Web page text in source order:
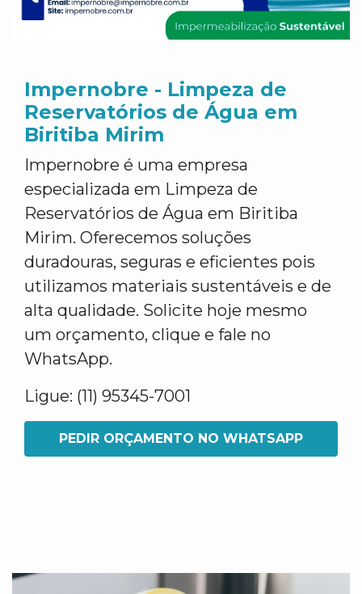
Impernobre - Limpeza de
Reservatórios de Água em
Biritiba Mirim
Impernobre é uma empresa
especializada em Limpeza de
Reservatórios de Água em Biritiba
Mirim. Oferecemos soluções
duradouras, seguras e eficientes pois
utilizamos materiais sustentáveis e de
alta qualidade. Solicite hoje mesmo
um orçamento, clique e fale no
WhatsApp.
Ligue: (11) 95345-7001
PEDIR ORÇAMENTO NO WHATSAPP